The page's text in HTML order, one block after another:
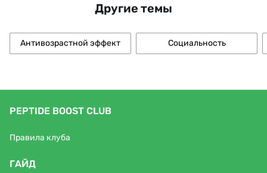
Другие темы
Антивозрастной эффект Социальность
PEPTIDE BOOST CLUB
Правила клуба
ГАЙД